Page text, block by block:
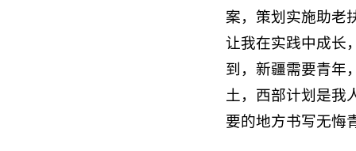
案，策划实施助老
让我在实践中成长
到，新疆需要青年
土，西部计划是我
要的地方书写无悔